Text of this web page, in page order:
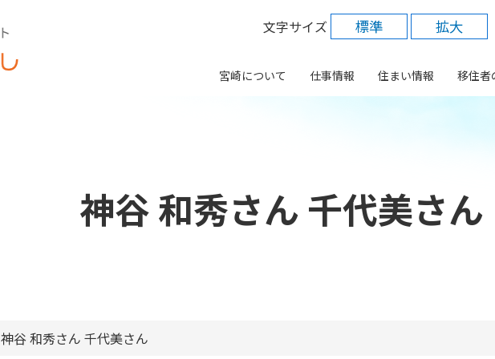
宮崎について 仕事情報 住まい情報 移住者
文字サイズ 標準 拡大
神谷 和秀さん 千代美さん
神谷 和秀さん 千代美さん